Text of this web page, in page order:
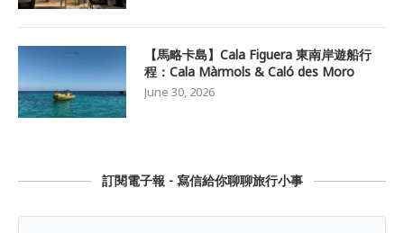
【馬略卡島】Cala Figuera 東南岸遊船行
程：Cala Màrmols & Caló des Moro
June 30, 2026
訂閱電子報 - 寫信給你聊聊旅行小事